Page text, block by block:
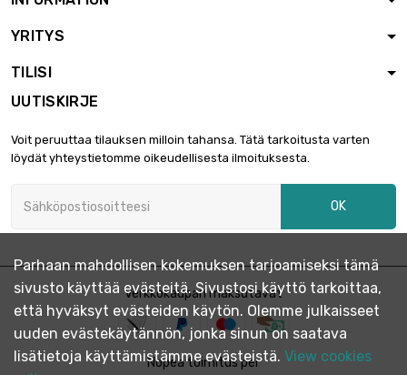
YRITYS
TILISI
UUTISKIRJE
Voit peruuttaa tilauksen milloin tahansa. Tätä tarkoitusta varten
löydät yhteystietomme oikeudellisesta ilmoituksesta.
OK
Verkkokaupan maksutavat
Nopea toimitus per
Parhaan mahdollisen kokemuksen tarjoamiseksi tämä
sivusto käyttää evästeitä. Sivustosi käyttö tarkoittaa,
että hyväksyt evästeiden käytön. Olemme julkaisseet
uuden evästekäytännön, jonka sinun on saatava
lisätietoja käyttämistämme evästeistä. View cookies